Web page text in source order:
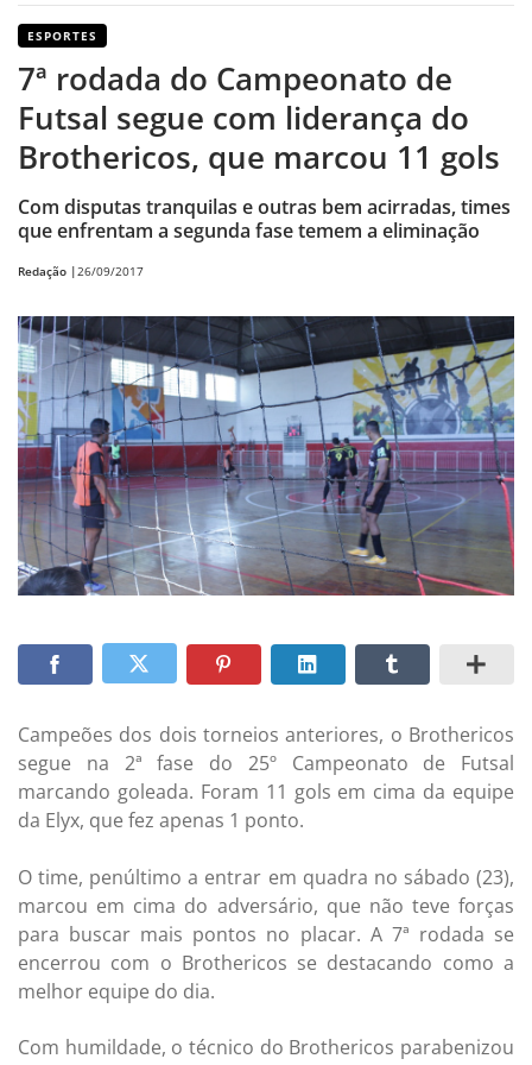
ESPORTES
7ª rodada do Campeonato de
Futsal segue com liderança do
Brothericos, que marcou 11 gols
Com disputas tranquilas e outras bem acirradas, times
que enfrentam a segunda fase temem a eliminação
Redação |26/09/2017
Campeões dos dois torneios anteriores, o Brothericos
segue na 2ª fase do 25º Campeonato de Futsal
marcando goleada. Foram 11 gols em cima da equipe
da Elyx, que fez apenas 1 ponto.
O time, penúltimo a entrar em quadra no sábado (23),
marcou em cima do adversário, que não teve forças
para buscar mais pontos no placar. A 7ª rodada se
encerrou com o Brothericos se destacando como a
melhor equipe do dia.
Com humildade, o técnico do Brothericos parabenizou